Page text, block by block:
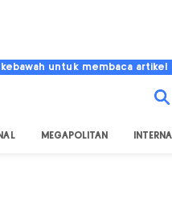
untuk membaca artikel
MEGAPOLITAN